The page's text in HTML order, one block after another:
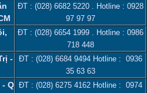
ĐT : (028) 6682 5220 . Hotline : 0928
97 97 97
ĐT : (028) 6654 1999 . Hotline : 0986
718 448
-
ĐT : (028) 6684 9494 Hotline : 0936
35 63 63
Q ĐT : (028) 6275 4162 Hotline : 0974